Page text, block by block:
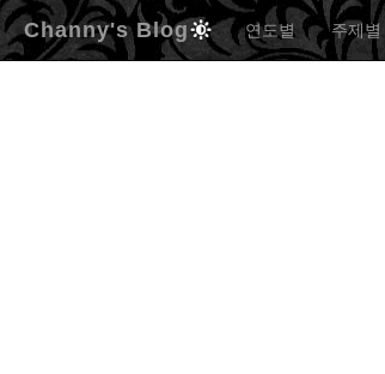
Channy's Blog 연도별 주제별